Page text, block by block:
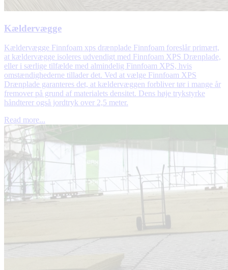
Kældervægge
Kældervægge Finnfoam xps drænplade Finnfoam foreslår primært,
at kældervægge isoleres udvendigt med Finnfoam XPS Drænplade,
eller i særlige tilfælde med almindelig Finnfoam XPS, hvis
omstændighederne tillader det. Ved at vælge Finnfoam XPS
Drænplade garanteres det, at kældervæggen forbliver tør i mange år
fremover på grund af materialets densitet. Dens høje trykstyrke
håndterer også jordtryk over 2,5 meter.
Read more...